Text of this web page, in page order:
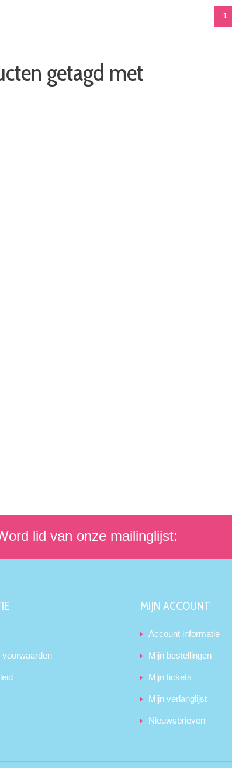
1
getagd met
lid van onze mailinglijst:
voorwaarden
MIJN ACCOUNT
Account informatie
Mijn bestellingen
Mijn tickets
Mijn verlanglijst
Nieuwsbrieven